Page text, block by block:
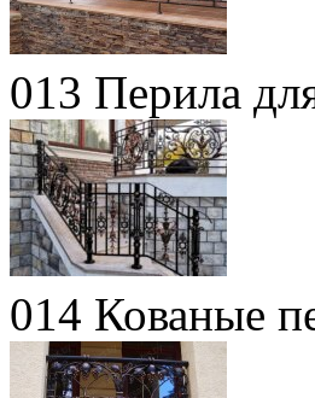
013 Перила
014 Кованые